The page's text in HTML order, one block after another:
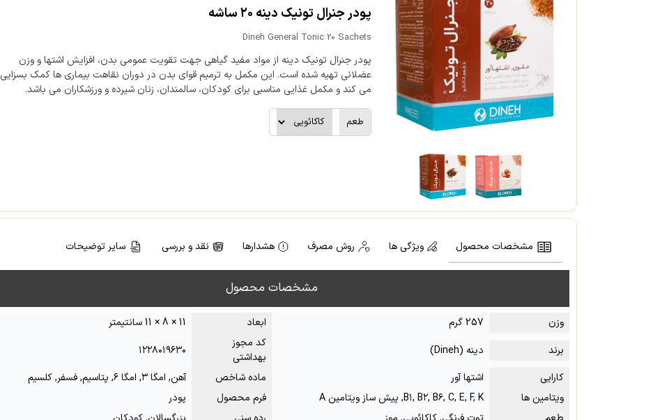
پودر جنرال تونیک دینه ۲۰ ساشه
Dineh General Tonic 20 Sachets
پودر جنرال تونیک دینه از مواد مفید گیاهی جهت تقویت عمومی بدن، افزایش اشتها و وزن
عضلانی تهیه شده است. این مکمل به ترمیم قوای بدن در دوران نقاهت بیماری ها کمک بسزایی
می کند و مکمل غذایی مناسبی برای کودکان، سالمندان، زنان شیرده و ورزشکاران می باشد.
طعم
مشخصات محصول ویژگی ها روش مصرف هشدارها نقد و بررسی سایر توضیحات
مشخصات محصول
وزن 257 گرم ابعاد
11 × 8 × 11 سانتیمتر
برند
دینه (Dineh)
کد مجوز
بهداشتی
۱۲۲۸۰۱۹۶۳۰
کارایی
اشتها آور ماده شاخص
آهن, امگا ۳, امگا ۶, پتاسیم, فسفر, کلسیم
ویتامین ها
B۱, B۲, B۶, C, E, F, K, پیش ساز ویتامین A فرم محصول
پودر